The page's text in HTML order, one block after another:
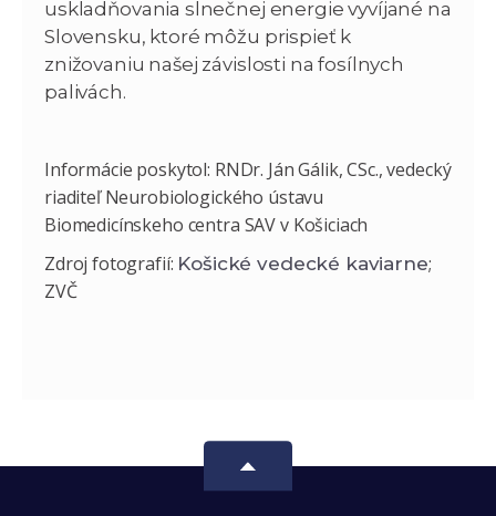
uskladňovania slnečnej energie vyvíjané na
Slovensku, ktoré môžu prispieť k
znižovaniu našej závislosti na fosílnych
palivách.
Informácie poskytol: RNDr. Ján Gálik, CSc., vedecký
riaditeľ Neurobiologického ústavu
Biomedicínskeho centra SAV v Košiciach
Zdroj fotografií: Košické vedecké kaviarne;
ZVČ